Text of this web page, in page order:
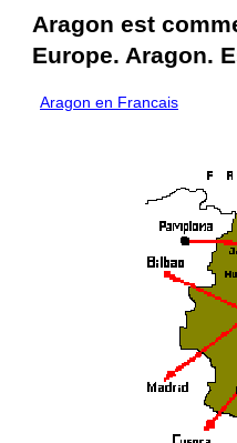
Aragon est
Europe. Aragon.
Aragon en Francais